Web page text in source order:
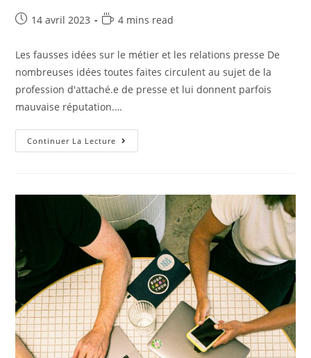
14 avril 2023 4 mins read
Les fausses idées sur le métier et les relations presse De
nombreuses idées toutes faites circulent au sujet de la
profession d'attaché.e de presse et lui donnent parfois
mauvaise réputation.…
Continuer La Lecture